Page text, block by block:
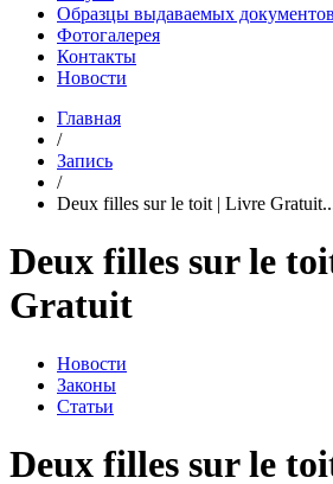
Образцы выдаваемых документов
Фотогалерея
Контакты
Новости
Главная
/
Запись
/
Deux filles sur le toit | Livre
Deux filles sur le
Gratuit
Новости
Законы
Статьи
Deux filles sur le